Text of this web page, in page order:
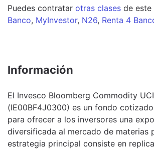
Puedes contratar otras clases de este
Banco, MyInvestor, N26, Renta 4
Información
El Invesco Bloomberg Commodity
(IE00BF4J0300) es un fondo
para ofrecer a los inversores una
diversificada al mercado de materias
estrategia principal consiste en